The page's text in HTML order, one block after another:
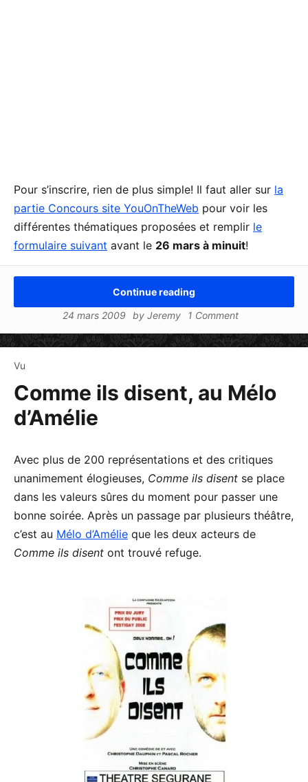
Pour s’inscrire, rien de plus simple! Il faut aller sur la
partie Concours site YouOnTheWeb pour voir les
différentes thématiques proposées et remplir le
formulaire suivant avant le 26 mars à minuit!
Continue reading
24 mars 2009 by Jeremy 1 Comment
Vu
Comme ils disent, au Mélo
d’Amélie
Avec plus de 200 représentations et des critiques
unanimement élogieuses, Comme ils disent se place
dans les valeurs sûres du moment pour passer une
bonne soirée. Après un passage par plusieurs théâtre,
c’est au Mélo d’Amélie que les deux acteurs de
Comme ils disent ont trouvé refuge.